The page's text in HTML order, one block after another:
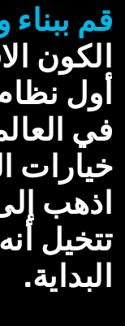
قم
الكون
أول
في
خيارات
اذهب
تتخيل
البداية.